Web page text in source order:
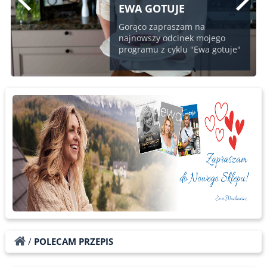
EWA GOTUJE
Gorąco zapraszam na
najnowszy odcinek mojego
programu z cyklu "Ewa gotuje"
/ POLECAM PRZEPIS